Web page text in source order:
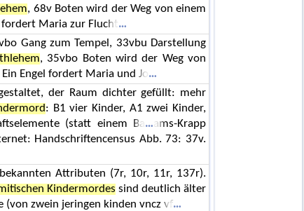
, 68v Boten wird der Weg von einem
fordert Maria zur Flucht
Gang zum Tempel, 33vbu Darstellung
, 35vbo Boten wird der Weg von
Engel fordert Maria und Jo
der Raum dichter gefüllt: mehr
: B1 vier Kinder, A1 zwei Kinder,
(statt einem Ba
ams-Krapp
Handschriftencensus Abb. 73: 37v.
Attributen (7r, 10r, 11r, 137r).
Kindermordes sind deutlich älter
(von zwein jeringen kinden vncz vf